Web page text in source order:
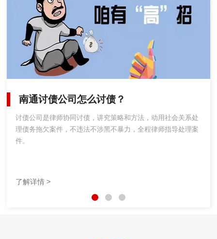
南通讨债公司怎么讨债？
讨债公司是律师协同讨债，讲究策略和方法，动用社会关系处
理债务拖欠案件，不违法不涉黑不暴力，全程律师指导处理案
件。
了解详情 >